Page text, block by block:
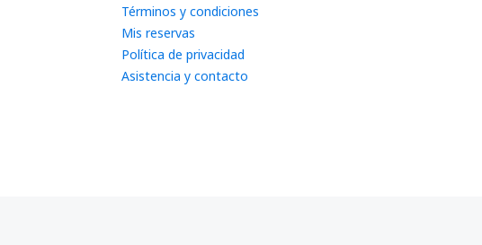
Términos y condiciones
Mis reservas
Política de privacidad
Asistencia y contacto